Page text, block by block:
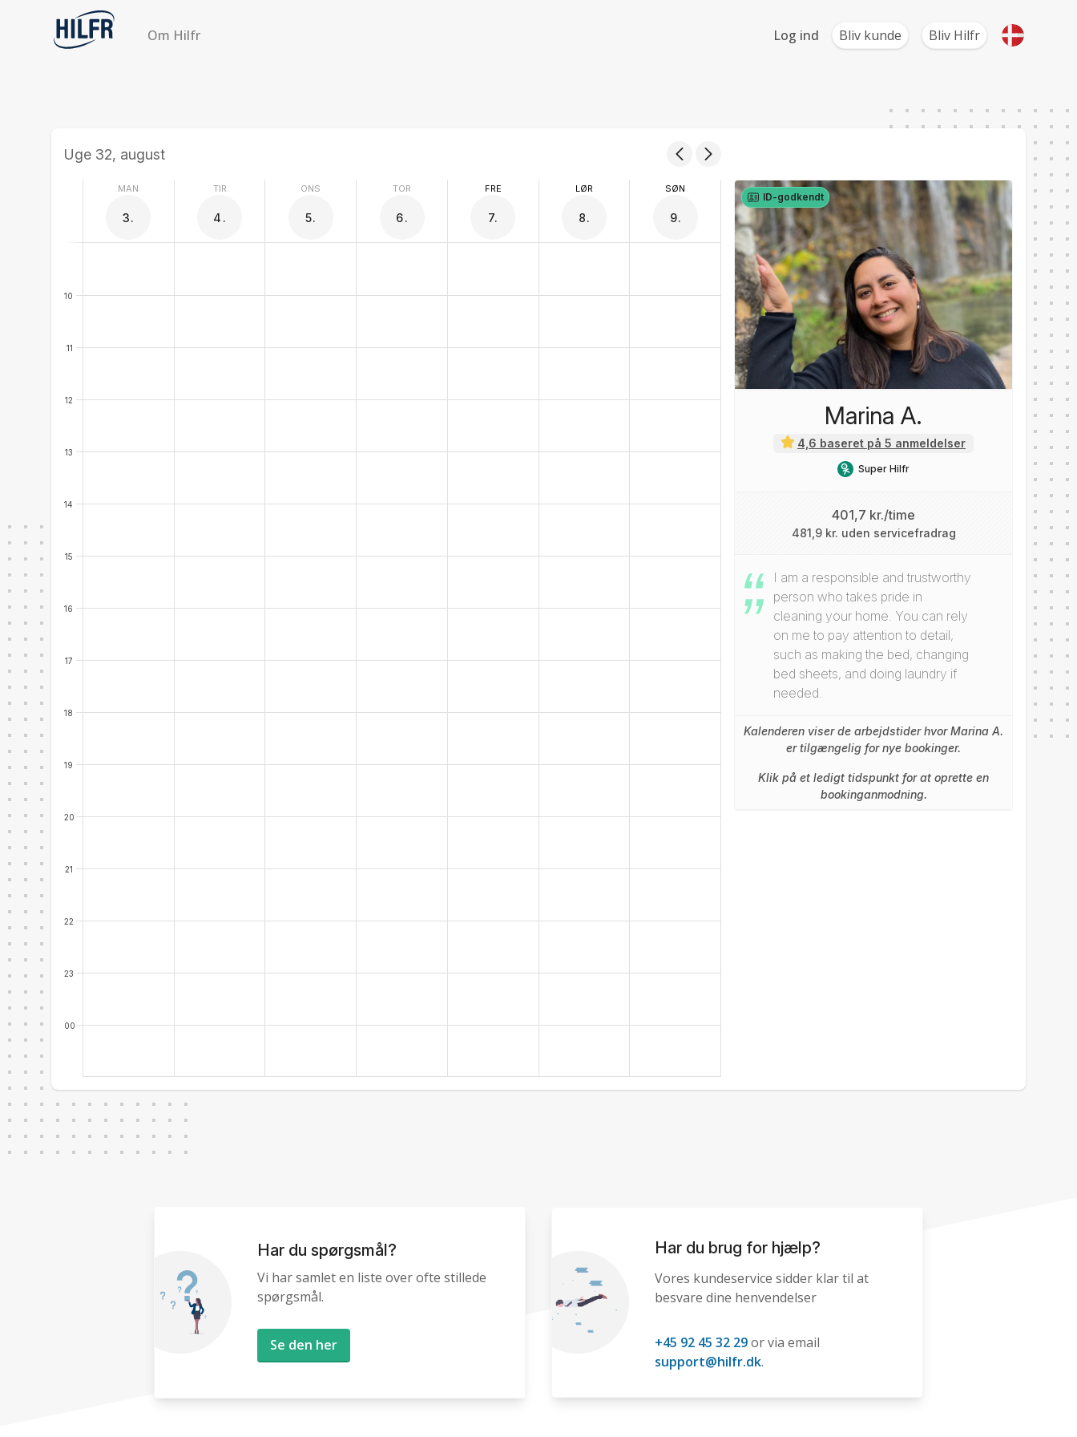
Om Hilfr Log ind Bliv kunde Bliv Hilfr
Uge 32, august
MAN
3.
TIR
4.
ONS
5.
TOR
6.
FRE
7.
LØR
8.
SØN
9.
10
11
12
13
14
15
16
17
18
19
20
21
22
23
00
ID-godkendt
Marina A.
4,6 baseret på 5 anmeldelser
Super Hilfr
401,7 kr./time
481,9 kr. uden servicefradrag
I am a responsible and trustworthy
person who takes pride in
cleaning your home. You can rely
on me to pay attention to detail,
such as making the bed, changing
bed sheets, and doing laundry if
needed.
Kalenderen viser de arbejdstider hvor Marina A.
er tilgængelig for nye bookinger.
Klik på et ledigt tidspunkt for at oprette en
bookinganmodning.
Har du spørgsmål?
Vi har samlet en liste over ofte stillede
spørgsmål.
Se den her
Har du brug for hjælp?
Vores kundeservice sidder klar til at
besvare dine henvendelser
+45 92 45 32 29or via email
support@hilfr.dk.